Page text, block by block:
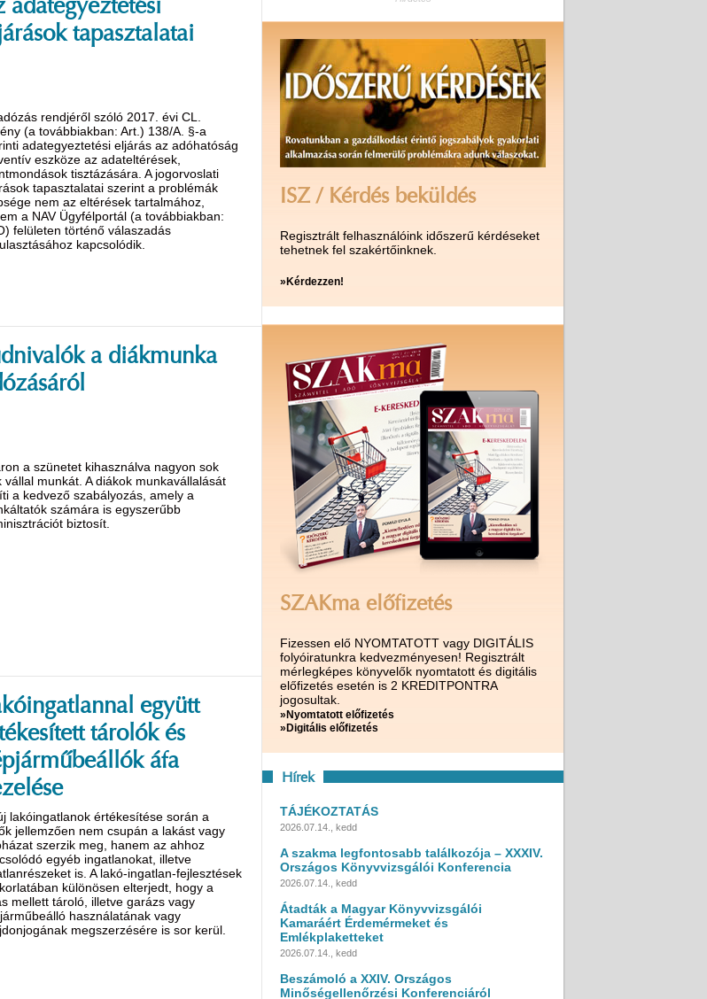
adategyeztetési
tapasztalatai
rendjéről szóló 2017. évi CL.
(a továbbiakban: Art.) 138/A. §-a
adategyeztetési eljárás az adóhatóság
eszköze az adateltérések,
tisztázására. A jogorvoslati
tapasztalatai szerint a problémák
nem az eltérések tartalmához,
a NAV Ügyfélportál (a továbbiakban:
felületen történő válaszadás
kapcsolódik.
a diákmunka
a szünetet kihasználva nagyon sok
vállal munkát. A diákok munkavállalását
a kedvező szabályozás, amely a
számára is egyszerűbb
biztosít.
együtt
tárolók és
áfa
lakóingatlanok értékesítése során a
jellemzően nem csupán a lakást vagy
szerzik meg, hanem az ahhoz
egyéb ingatlanokat, illetve
is. A lakó-ingatlan-fejlesztések
különösen elterjedt, hogy a
mellett tároló, illetve garázs vagy
használatának vagy
megszerzésére is sor kerül.
ISZ / Kérdés beküldés
Regisztrált felhasználóink időszerű kérdéseket
tehetnek fel szakértőinknek.
»Kérdezzen!
SZAKma előfizetés
Fizessen elő NYOMTATOTT vagy DIGITÁLIS
folyóiratunkra kedvezményesen! Regisztrált
mérlegképes könyvelők nyomtatott és digitális
előfizetés esetén is 2 KREDITPONTRA
jogosultak.
»Nyomtatott előfizetés
»Digitális előfizetés
Hírek
TÁJÉKOZTATÁS
2026.07.14., kedd
A szakma legfontosabb találkozója – XXXIV.
Országos Könyvvizsgálói Konferencia
2026.07.14., kedd
Átadták a Magyar Könyvvizsgálói
Kamaráért Érdemérmeket és
Emlékplaketteket
2026.07.14., kedd
Beszámoló a XXIV. Országos
Minőségellenőrzési Konferenciáról